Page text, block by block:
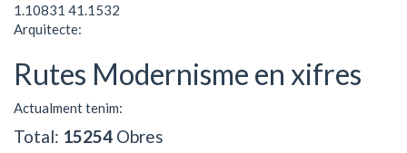
1.10831 41.1532
Arquitecte:
Rutes Modernisme en xifres
Actualment tenim:
Total: 15254 Obres